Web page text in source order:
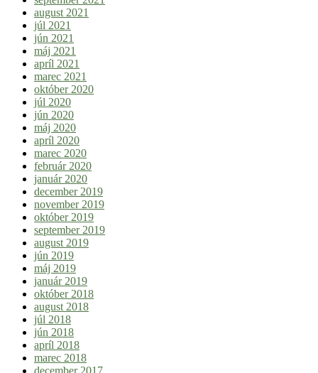
august 2021
júl 2021
jún 2021
máj 2021
apríl 2021
marec 2021
október 2020
júl 2020
jún 2020
máj 2020
apríl 2020
marec 2020
február 2020
január 2020
december 2019
november 2019
október 2019
september 2019
august 2019
jún 2019
máj 2019
január 2019
október 2018
august 2018
júl 2018
jún 2018
apríl 2018
marec 2018
december 2017